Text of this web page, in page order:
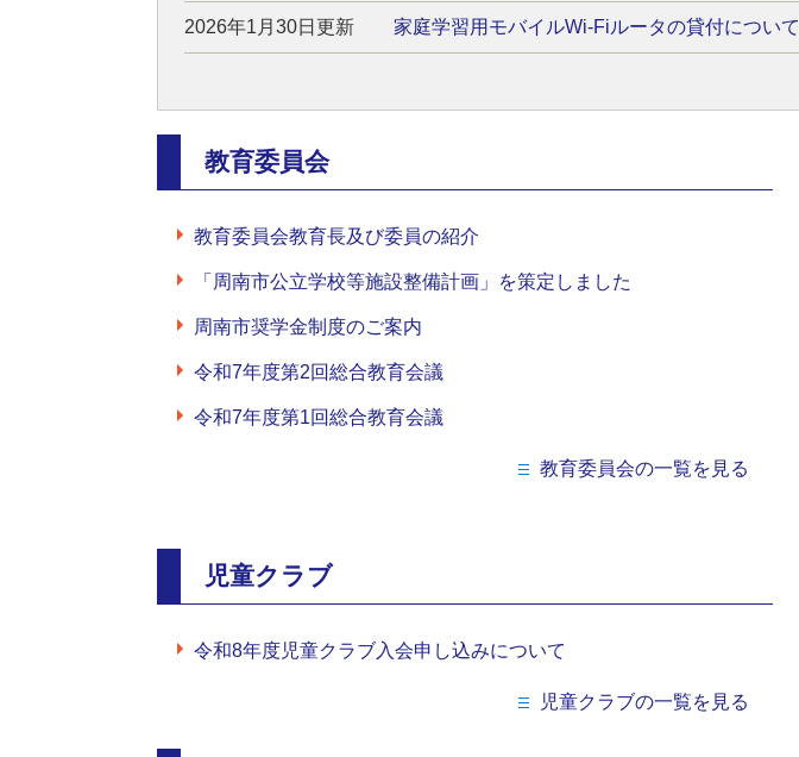
2026年1月30日更新 家庭学習用モバイルWi-Fiルータの貸付について
教育委員会
教育委員会教育長及び委員の紹介
「周南市公立学校等施設整備計画」を策定しました
周南市奨学金制度のご案内
令和7年度第2回総合教育会議
令和7年度第1回総合教育会議
教育委員会の一覧を見る
児童クラブ
令和8年度児童クラブ入会申し込みについて
児童クラブの一覧を見る